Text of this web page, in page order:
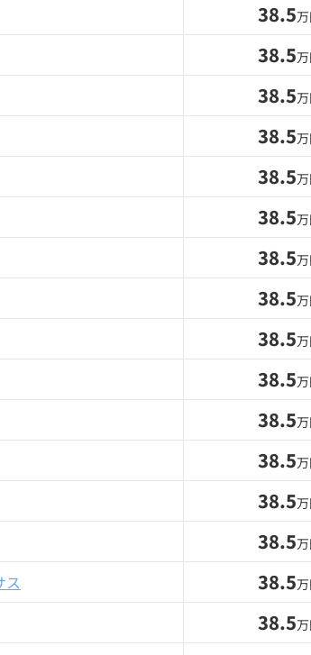
38.5
38.5
38.5
38.5
38.5
38.5
38.5
38.5
38.5
38.5
38.5
38.5
38.5
38.5
ス 38.5
38.5